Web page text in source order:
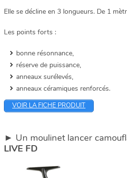
Elle se décline en 3 longueurs. De 1
Les points forts :
bonne résonnance,
réserve de puissance,
anneaux surélevés,
anneaux céramiques renforcés.
VOIR LA FICHE PRODUIT
► Un moulinet lancer
LIVE FD